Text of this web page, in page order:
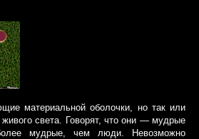
материальной оболочки, но так или
света. Говорят, что они — мудрые
мудрые, чем люди. Невозможно